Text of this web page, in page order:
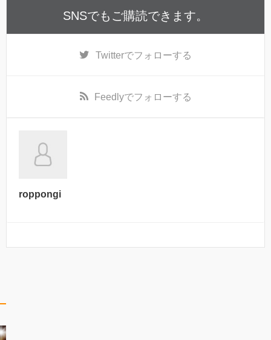
SNSでもご購読できます。
Twitterでフォローする
Feedlyでフォローする
roppongi